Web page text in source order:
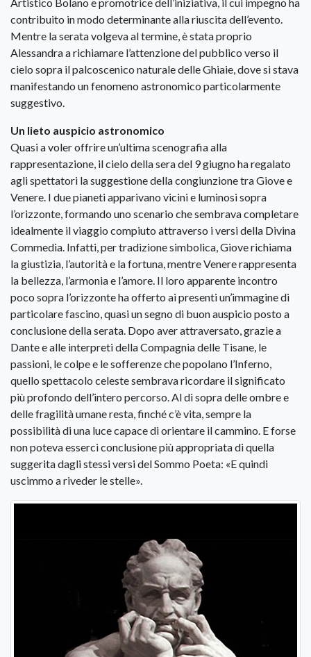
contribuito in modo determinante alla riuscita dell’evento.
Mentre la serata volgeva al termine, è stata proprio
Alessandra a richiamare l’attenzione del pubblico verso il
cielo sopra il palcoscenico naturale delle Ghiaie, dove si stava
manifestando un fenomeno astronomico particolarmente
suggestivo.
Un lieto auspicio astronomico
Quasi a voler offrire un’ultima scenografia alla
rappresentazione, il cielo della sera del 9 giugno ha regalato
agli spettatori la suggestione della congiunzione tra Giove e
Venere. I due pianeti apparivano vicini e luminosi sopra
l’orizzonte, formando uno scenario che sembrava completare
idealmente il viaggio compiuto attraverso i versi della Divina
Commedia. Infatti, per tradizione simbolica, Giove richiama
la giustizia, l’autorità e la fortuna, mentre Venere rappresenta
la bellezza, l’armonia e l’amore. Il loro apparente incontro
poco sopra l’orizzonte ha offerto ai presenti un’immagine di
particolare fascino, quasi un segno di buon auspicio posto a
conclusione della serata. Dopo aver attraversato, grazie a
Dante e alle interpreti della Compagnia delle Tisane, le
passioni, le colpe e le sofferenze che popolano l’Inferno,
quello spettacolo celeste sembrava ricordare il significato
più profondo dell’intero percorso. Al di sopra delle ombre e
delle fragilità umane resta, finché c’è vita, sempre la
possibilità di una luce capace di orientare il cammino. E forse
non poteva esserci conclusione più appropriata di quella
suggerita dagli stessi versi del Sommo Poeta: «E quindi
uscimmo a riveder le stelle».